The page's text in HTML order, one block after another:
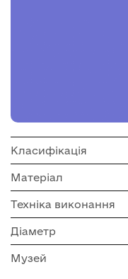
Класифікація
Матеріал
Техніка виконання
Діаметр
Музей